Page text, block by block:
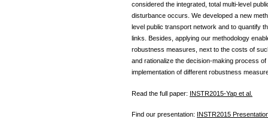
considered the integrated, total multi-level
disturbance occurs. We developed a new
level public transport network and to quantify
links. Besides, applying our methodology
robustness measures, next to the costs of
and rationalize the decision-making process
implementation of different robustness
Read the full paper: INSTR2015-Yap et al.
Find our presentation: INSTR2015